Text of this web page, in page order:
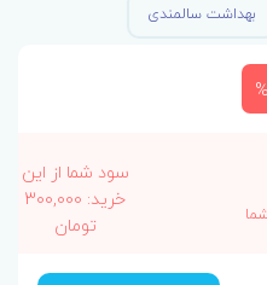
بهداشت سالمندی
سود شما از این
خرید: 300,000
تومان